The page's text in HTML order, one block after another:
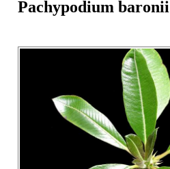
Pachypodium baronii